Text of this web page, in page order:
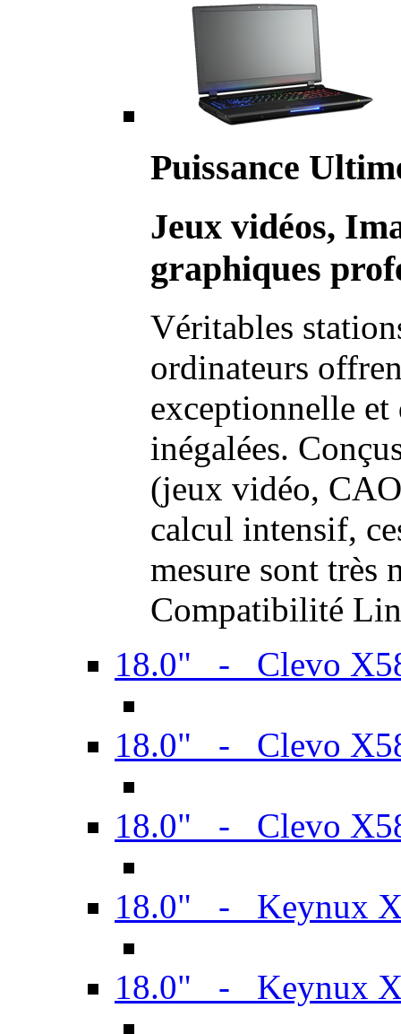
Puissance
Jeux vidéos,
graphiques
Véritables
ordinateurs
exceptionnelle et
inégalées.
(jeux vidéo,
calcul intensif,
mesure sont très
Compatibilité
18.0" - Clevo
18.0" - Clevo
18.0" - Clevo
18.0" - Keynux
18.0" - Keynux